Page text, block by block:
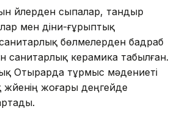
үйлерден сыпалар, тандыр
мен діни-ғұрыптық
бөлмелерден бадраб
санитарлық керамика табылған.
Отырарда тұрмыс мәдениеті
жоғары деңгейде